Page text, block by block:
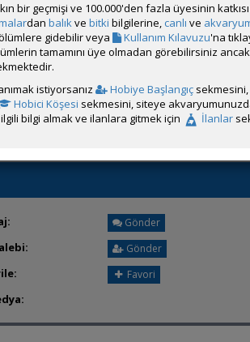
10 (Son 6 Ay)
1
ve İlanlarını Gör
Konuları Gör
Engelini Kaldır
Gönder
Gönder
Favori
bir geçmişi ve 100.000'den fazla üyesinin
dan balıkve bitki bilgilerine, canlı ve
gidebilir veya
Kullanım Kılavuzu'na
tamamını üye olmadan görebilirsiniz
istiyorsanız
Hobiye Başlangıç
Hobici Köşesi sekmesini, siteye
bilgi almak ve ilanlara gitmek için İlanlar